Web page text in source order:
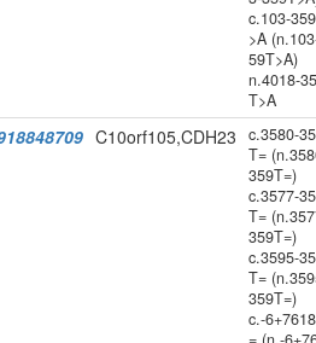
c.103-
>A
59T>A)
n.4018-
T>A
C10orf105,CDH23
c.3580-
T=
359T=)
c.3577-
T=
359T=)
c.3595-
T=
359T=)
c.-